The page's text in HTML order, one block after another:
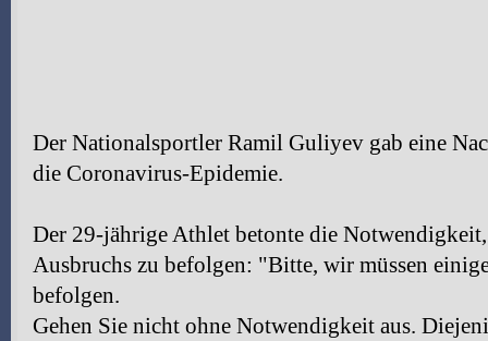
Der Nationalsportler Ramil Guliyev gab eine
die Coronavirus-Epidemie.
Der 29-jährige Athlet betonte die
Ausbruchs zu befolgen: "Bitte, wir müssen
befolgen.
Gehen Sie nicht ohne Notwendigkeit aus.